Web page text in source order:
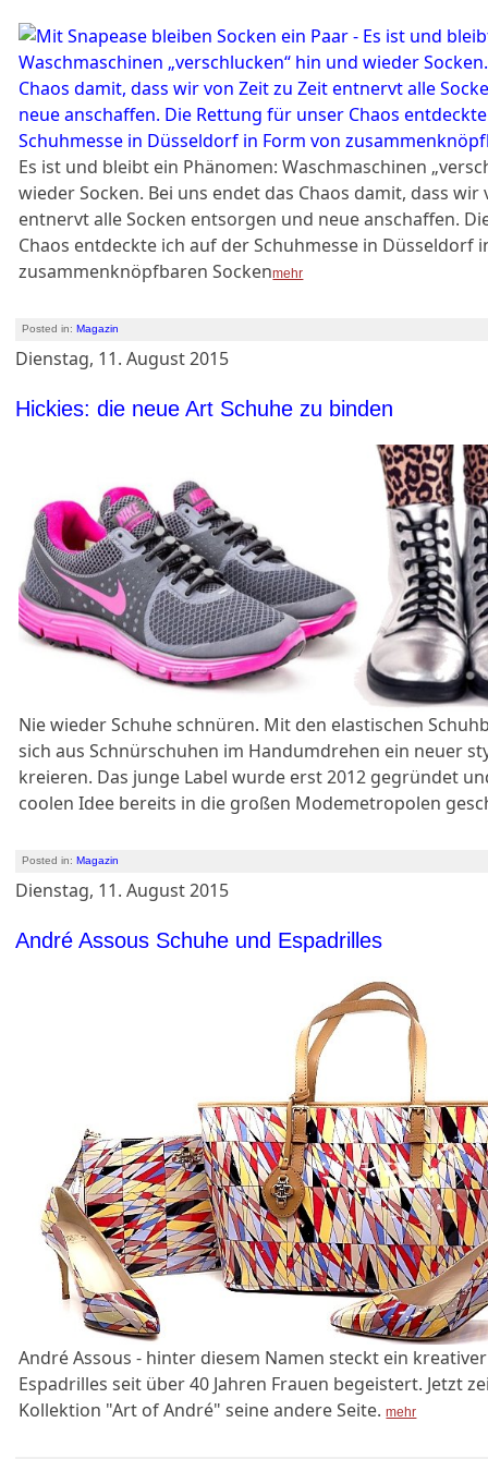
Es ist und bleibt ein Phänomen: Waschmaschinen
wieder Socken. Bei uns endet das Chaos damit, dass wir
entnervt alle Socken entsorgen und neue anschaffen.
Chaos entdeckte ich auf der Schuhmesse in Düsseldorf
zusammenknöpfbaren Sockenmehr
Posted in:Magazin
Dienstag, 11. August 2015
Hickies: die neue Art Schuhe zu binden
Nie wieder Schuhe schnüren. Mit den elastischen
sich aus Schnürschuhen im Handumdrehen ein neuer
kreieren. Das junge Label wurde erst 2012 gegründet
coolen Idee bereits in die großen Modemetropolen
Posted in:Magazin
Dienstag, 11. August 2015
André Assous Schuhe und Espadrilles
André Assous - hinter diesem Namen steckt ein
Espadrilles seit über 40 Jahren Frauen begeistert. Jetzt
Kollektion "Art of André" seine andere Seite.mehr